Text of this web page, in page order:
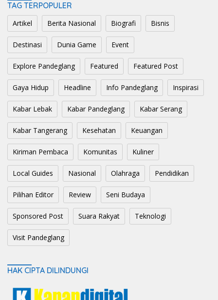
TAG TERPOPULER
Artikel Berita Nasional Biografi Bisnis
Destinasi Dunia Game Event
Explore Pandeglang Featured Featured Post
Gaya Hidup Headline Info Pandeglang Inspirasi
Kabar Lebak Kabar Pandeglang Kabar Serang
Kabar Tangerang Kesehatan Keuangan
Kiriman Pembaca Komunitas Kuliner
Local Guides Nasional Olahraga Pendidikan
Pilihan Editor Review Seni Budaya
Sponsored Post Suara Rakyat Teknologi
Visit Pandeglang
HAK CIPTA DILINDUNGI